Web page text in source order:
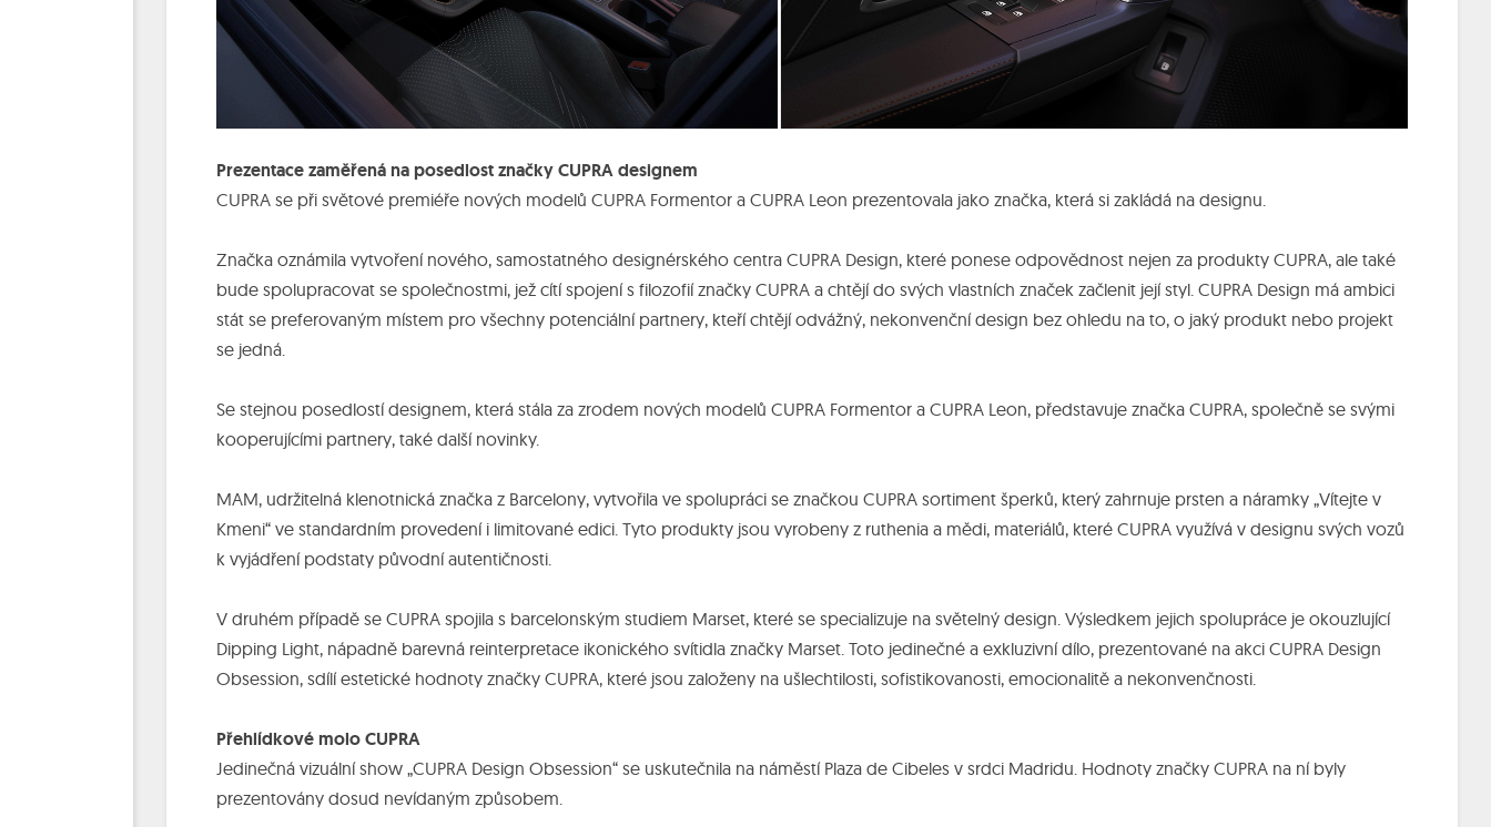
Prezentace zaměřená na posedlost značky CUPRA designem
CUPRA se při světové premiéře nových modelů CUPRA Formentor a CUPRA Leon prezentovala jako značka, která si zakládá na designu.
Značka oznámila vytvoření nového, samostatného designérského centra CUPRA Design, které ponese odpovědnost nejen za produkty CUPRA, ale také
bude spolupracovat se společnostmi, jež cítí spojení s filozofií značky CUPRA a chtějí do svých vlastních značek začlenit její styl. CUPRA Design má ambici
stát se preferovaným místem pro všechny potenciální partnery, kteří chtějí odvážný, nekonvenční design bez ohledu na to, o jaký produkt nebo projekt
se jedná.
Se stejnou posedlostí designem, která stála za zrodem nových modelů CUPRA Formentor a CUPRA Leon, představuje značka CUPRA, společně se svými
kooperujícími partnery, také další novinky.
MAM, udržitelná klenotnická značka z Barcelony, vytvořila ve spolupráci se značkou CUPRA sortiment šperků, který zahrnuje prsten a náramky „Vítejte v
Kmeni“ ve standardním provedení i limitované edici. Tyto produkty jsou vyrobeny z ruthenia a mědi, materiálů, které CUPRA využívá v designu svých vozů
k vyjádření podstaty původní autentičnosti.
V druhém případě se CUPRA spojila s barcelonským studiem Marset, které se specializuje na světelný design. Výsledkem jejich spolupráce je okouzlující
Dipping Light, nápadně barevná reinterpretace ikonického svítidla značky Marset. Toto jedinečné a exkluzivní dílo, prezentované na akci CUPRA Design
Obsession, sdílí estetické hodnoty značky CUPRA, které jsou založeny na ušlechtilosti, sofistikovanosti, emocionalitě a nekonvenčnosti.
Přehlídkové molo CUPRA
Jedinečná vizuální show „CUPRA Design Obsession“ se uskutečnila na náměstí Plaza de Cibeles v srdci Madridu. Hodnoty značky CUPRA na ní byly
prezentovány dosud nevídaným způsobem.